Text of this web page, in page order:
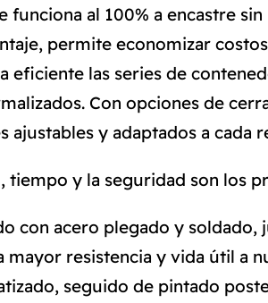
funciona al 100% a encastre
permite economizar
eficiente las series de
Con opciones de
ajustables y adaptados a cada
tiempo y la seguridad son los
con acero plegado y
resistencia y vida útil a
seguido de pintado